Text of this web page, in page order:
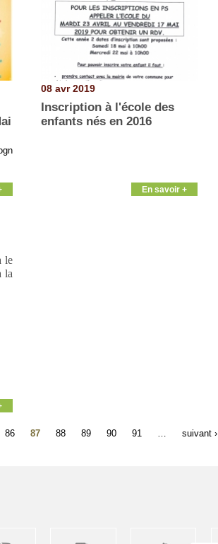
08 avr 2019
Inscription à l'école des
enfants nés en 2016
En savoir +
le
la
86 87 88 89 90 91 suivant ›